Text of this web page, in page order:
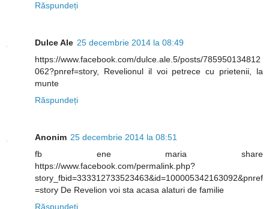
Răspundeți
Dulce Ale 25 decembrie 2014 la 08:49
https://www.facebook.com/dulce.ale.5/posts/785950134812
062?pnref=story, Revelionul il voi petrece cu prietenii, la
munte
Răspundeți
Anonim 25 decembrie 2014 la 08:51
fb ene maria share
https://www.facebook.com/permalink.php?
story_fbid=333312733523463&id=100005342163092&pnref
=story De Revelion voi sta acasa alaturi de familie
Răspundeți